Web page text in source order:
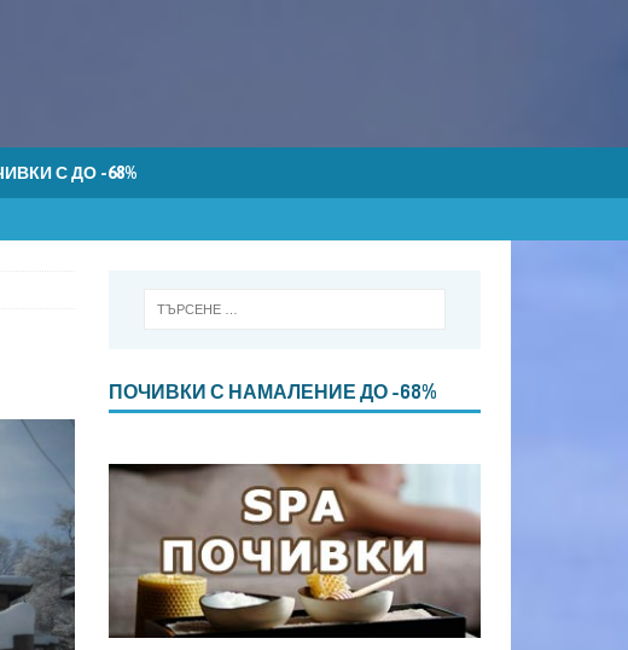
С ДО -68%
ПОЧИВКИ С НАМАЛЕНИЕ ДО -68%